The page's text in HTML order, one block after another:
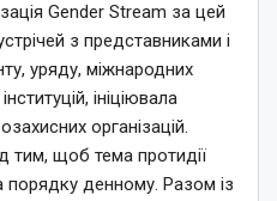
Gender Stream за цей
з представниками і
уряду, міжнародних
ініціювала
організацій.
тим, щоб тема протидії
денному. Разом із